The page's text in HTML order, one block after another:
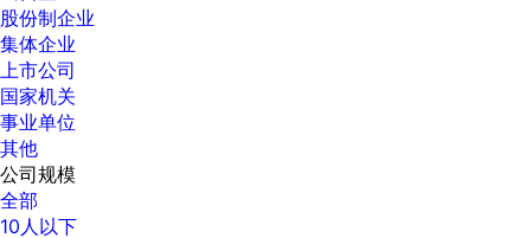
股份制企业
集体企业
上市公司
国家机关
事业单位
其他
公司规模
全部
10人以下